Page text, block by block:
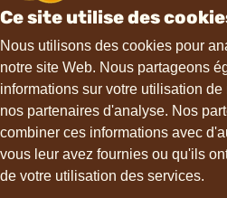
Ce site utilise des
Nous utilisons des cookies pour
notre site Web. Nous partageons
informations sur votre utilisation
nos partenaires d'analyse. Nos
combiner ces informations avec
vous leur avez fournies ou qu'ils
de votre utilisation des services.
Contact
hello@choviva.com